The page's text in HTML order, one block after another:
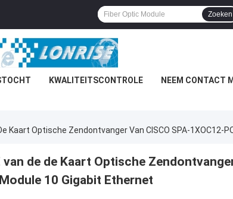
Zoeken
KWALITEITSCONTROLE NEEM CONTACT
Kaart Optische Zendontvanger Van CISCO SPA-1XOC12-
van de de Kaart Optische
10 Gigabit Ethernet